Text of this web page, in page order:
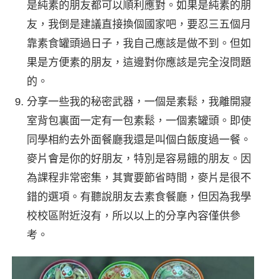
是純素的朋友都可以順利應對。如果是純素的朋
友，我倒是建議直接換個國家吧，要忍三五個月
靠素食罐頭過日子，我自己應該是做不到。但如
果是方便素的朋友，這邊對你應該是完全沒問題
的。
分享一些我的秘密武器，一個是素鬆，我離開寢
室背包裏面一定有一包素鬆，一個素罐頭。即使
同學相約去外面餐廳我還是叫個白飯度過一餐。
麥片會是你的好朋友，特別是容易餓的朋友。因
為課程非常密集，其實要節省時間，麥片是很不
錯的選項。有聽說朋友去素食餐廳，但因為我學
校校區附近沒有，所以以上的分享內容僅供參
考。